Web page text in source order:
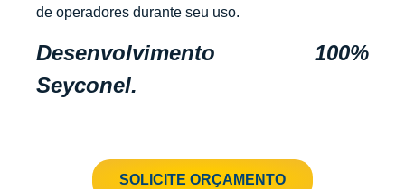
de operadores durante seu uso.
Desenvolvimento 100%
Seyconel.
SOLICITE ORÇAMENTO